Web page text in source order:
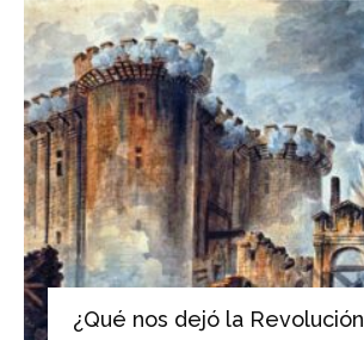
¿Qué nos dejó la Revolución